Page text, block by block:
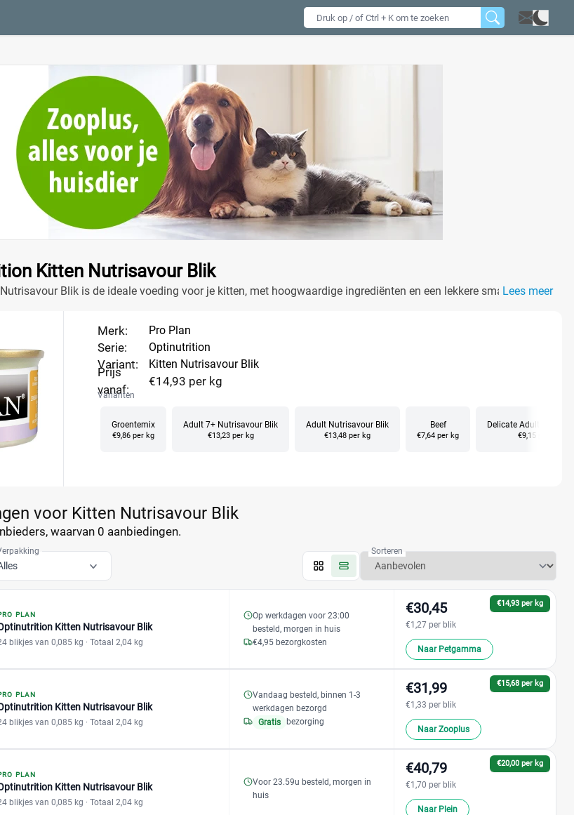
Kitten Nutrisavour Blik
Blik is de ideale voeding voor je kitten, met hoogwaardige ingrediënten en een lekkere smaak. Zorg
Lees meer
Merk:
Serie:
Variant:
Prijs
vanaf:
Pro Plan
Optinutrition
Kitten Nutrisavour Blik
€14,93 per kg
Varianten
Groentemix
€9,86 per kg
Adult 7+ Nutrisavour Blik
€13,23 per kg
Adult Nutrisavour Blik
€13,48 per kg
Beef
€7,64 per kg
Delicate Adult 1+
€9,15 per kg
voor Kitten Nutrisavour Blik
waarvan 0 aanbiedingen.
Sorteren
PLAN
Kitten Nutrisavour Blik
blikjes van 0,085 kg · Totaal 2,04 kg
Op werkdagen voor 23:00
besteld, morgen in huis
€4,95 bezorgkosten
€14,93 per kg
€30,45
€1,27 per blik
Naar Petgamma
PLAN
Kitten Nutrisavour Blik
blikjes van 0,085 kg · Totaal 2,04 kg
Vandaag besteld, binnen 1-3
werkdagen bezorgd
Gratis
bezorging
€15,68 per kg
€31,99
€1,33 per blik
Naar Zooplus
PLAN
Kitten Nutrisavour Blik
blikjes van 0,085 kg · Totaal 2,04 kg
Voor 23.59u besteld, morgen in
huis
€20,00 per kg
€40,79
€1,70 per blik
Naar Plein